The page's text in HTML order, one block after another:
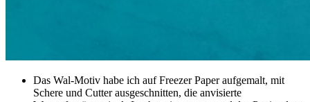
Das Wal-Motiv habe ich auf Freezer Paper aufgemalt, mit
Schere und Cutter ausgeschnitten, die anvisierte